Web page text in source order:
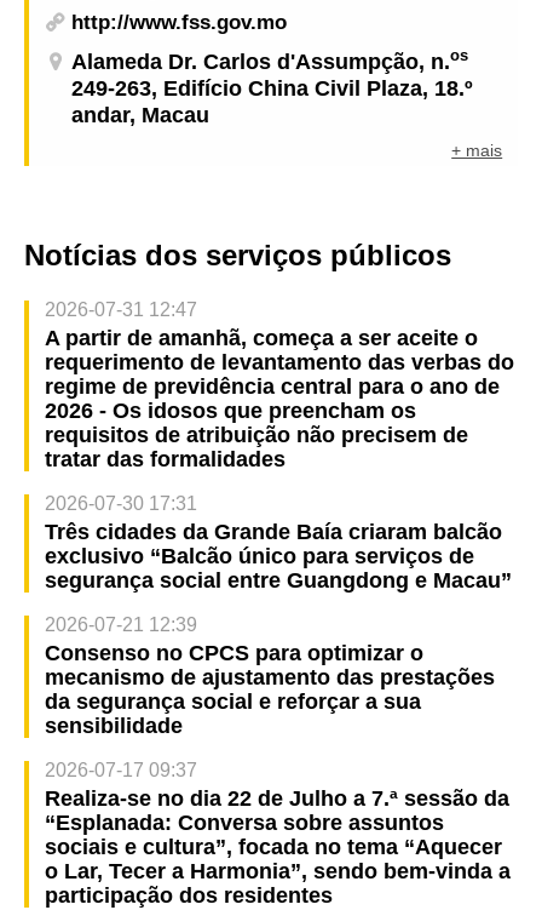
http://www.fss.gov.mo
Alameda Dr. Carlos d'Assumpção, n.os
249-263, Edifício China Civil Plaza, 18.º
andar, Macau
+ mais
Notícias dos serviços públicos
2026-07-31 12:47
A partir de amanhã, começa a ser aceite o
requerimento de levantamento das verbas do
regime de previdência central para o ano de
2026 - Os idosos que preencham os
requisitos de atribuição não precisem de
tratar das formalidades
2026-07-30 17:31
Três cidades da Grande Baía criaram balcão
exclusivo “Balcão único para serviços de
segurança social entre Guangdong e Macau”
2026-07-21 12:39
Consenso no CPCS para optimizar o
mecanismo de ajustamento das prestações
da segurança social e reforçar a sua
sensibilidade
2026-07-17 09:37
Realiza-se no dia 22 de Julho a 7.ª sessão da
“Esplanada: Conversa sobre assuntos
sociais e cultura”, focada no tema “Aquecer
o Lar, Tecer a Harmonia”, sendo bem-vinda a
participação dos residentes